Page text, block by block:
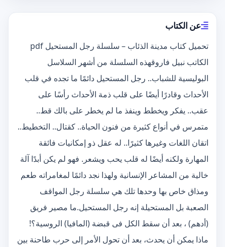
عن الكتاب
تحميل كتاب مدينة الذئاب – سلسلة رجل المستحيل pdf
الكاتب نبيل فاروقهذه السلسلة من أشهر السلاسل
البوليسية للشباب.. رجل المستحيل دائمًا ما تجده في قلب
الأحداث وقادرًا أيضًا على قلب ذمة الأحداث رأسًا على
عقب.. يفكر ويخطط وينفذ ما لم يخطر على بالك قط..
متمرس في أنواع كثيرة من فنون الحياة.. كقتال.. التخطيط..
اتقان اللغات وغيرها كثيرًا.. له عقل ذو إمكانيات فائقة
المهارة ولكنه أيضًا له قلب يحب ويشعر. فهو لم يكن أبدًا آلة
خالية من المشاعر الإنسانية ولهذا نجد دائمًا لمغامراته طعم
ومذاق خاص بها وحدها تلك هي سلسلة رجل المواقف
الصعبة بل المستحيلة إنه رجل المستحيل.ما مصير فريق
(أدهم) ، بعد أن سقط الكل فى قبضة (المافيا) الروسية؟!
ماذا يمكن أن يحدث، بعد أن تحول الأمر إلى حرب طاحنة بين